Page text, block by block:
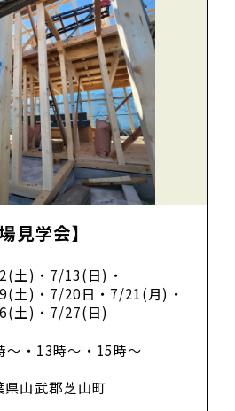
見学会】
土)・7/13(日)・
土)・7/20日・7/21(月)・
土)・7/27(日)
～・13時～・15時～
県山武郡芝山町